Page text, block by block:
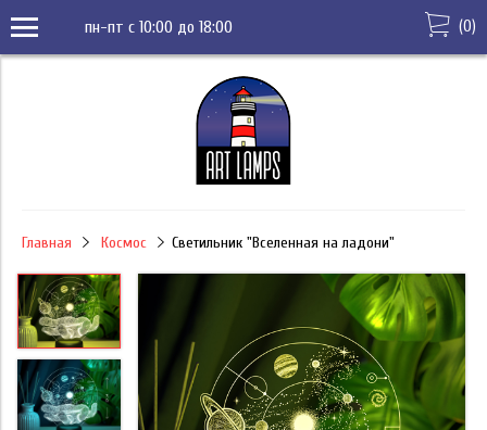
пн-пт с 10:00 до 18:00 (0)
Главная Космос Светильник "Вселенная на ладони"